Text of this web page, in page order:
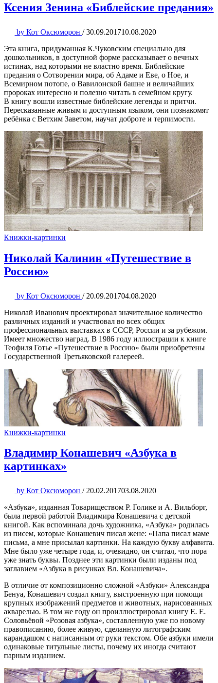
Ксения Зенина «Библейские предания»
by Кот Оксюморон / 30.09.201710.08.2020
Эта книга, придуманная К.Чуковским специально для
дошкольников, в доступной форме рассказывает о вечных
истинах, над которыми не властно время. Библейские
предания о Сотворении мира, об Адаме и Еве, о Ное, и
Всемирном потопе, о Вавилонской башне и величайших
пророках интересно и полезно читать в семейном кругу.
В книгу вошли известные библейские легенды и притчи.
Пересказанные живым и доступным языком, они познакомят
ребёнка с Ветхим Заветом, научат доброте и терпимости.
Книжки-картинки
Николай Калинин «Путешествие в
Россию»
by Кот Оксюморон / 20.09.201704.08.2020
Николай Иванович проектировал значительное количество
различных изданий и участвовал во всех общих
профессиональных выставках в СССР, России и за рубежом.
Имеет множество наград. В 1986 году иллюстрации к книге
Теофиля Готье «Путешествие в Россию» были приобретены
Государственной Третьяковской галереей.
Книжки-картинки
Владимир Конашевич «Азбука в
картинках»
by Кот Оксюморон / 20.02.201703.08.2020
«Азбука», изданная Товариществом Р. Голике и А. Вильборг,
была первой работой Владимира Конашевича с детской
книгой. Как вспоминала дочь художника, «Азбука» родилась
из писем, которые Конашевич писал жене: «Папа писал маме
письма, а мне присылал картинки. На каждую букву алфавита.
Мне было уже четыре года, и, очевидно, он считал, что пора
уже знать буквы. Позднее эти картинки были изданы под
заглавием «Азбука в рисунках Вл. Конашевича».
В отличие от композиционно сложной «Азбуки» Александра
Бенуа, Конашевич создал книгу, выстроенную при помощи
крупных изображений предметов и животных, нарисованных
акварелью. В том же году он проиллюстрировал книгу Е. Е.
Соловьёвой «Розовая азбука», составленную уже по новому
правописанию, более живую, сделанную литографским
карандашом с написанным от руки текстом. Обе азбуки имели
одинаковые титульные листы, почему их иногда считают
парным изданием.